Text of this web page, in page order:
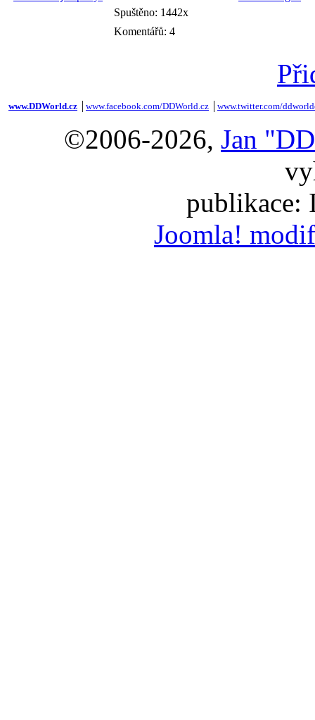
Spuštěno: 1442x
Komentářů: 4
www.DDWorld.cz www.facebook.com/DDWorld.cz www.twitter.com/
©2006-2026, Jan
publikace:
Joomla!